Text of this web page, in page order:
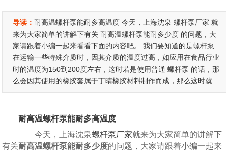
导读：耐高温螺杆泵能耐多高温度 今天，上海沈泉 螺杆泵厂家 就
来为大家简单的讲解下有关 耐高温螺杆泵能耐多少度 的问题，大
家请跟着小编一起来看看下面的内容吧。 我们要知道的是螺杆泵
在运输一些特殊介质时，因其介质的温度过高，如应用在食品行业
时的温度为150到200度左右，这时若是使用普通 螺杆泵 的话，那
么会因其使用的橡胶套属于丁晴橡胶材料制作而成，那么这时就...
耐高温螺杆泵能耐多高温度
今天，上海沈泉螺杆泵厂家就来为大家简单的讲解下
有关耐高温螺杆泵能耐多少度的问题，大家请跟着小编一起来